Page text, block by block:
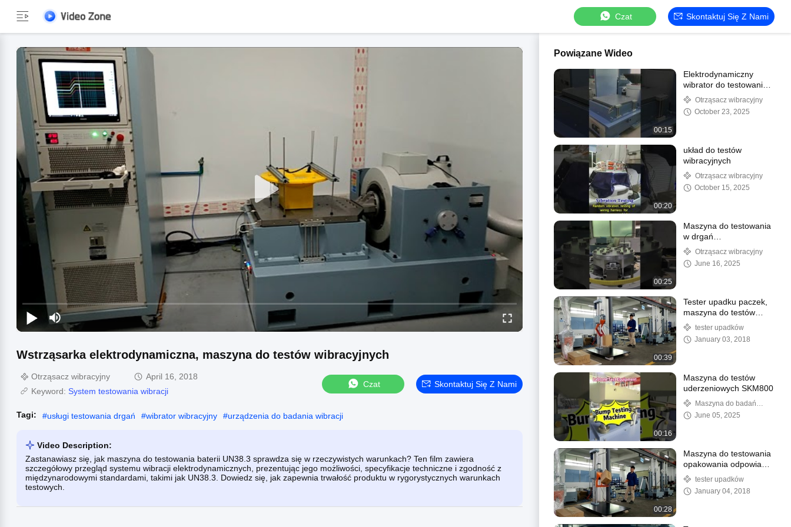
Czat Skontaktuj Się Z Nami
Wstrząsarka elektrodynamiczna, maszyna do testów wibracyjnych
Otrząsacz wibracyjny
April 16, 2018
Keyword: System testowania wibracji
Czat Skontaktuj Się Z Nami
Tagi: #usługi testowania drgań #wibrator wibracyjny #urządzenia do badania wibracji
Video Description:
Zastanawiasz się, jak maszyna do testowania baterii UN38.3 sprawdza się w rzeczywistych warunkach? Ten film zawiera
szczegółowy przegląd systemu wibracji elektrodynamicznych, prezentując jego możliwości, specyfikacje techniczne i zgodność z
międzynarodowymi standardami, takimi jak UN38.3. Dowiedz się, jak zapewnia trwałość produktu w rygorystycznych warunkach
testowych.
Powiązane Wideo
00:15
Elektrodynamiczny
wibrator do testowania
części samolotów
Spełnia normę MIL-
STD-810G
Otrząsacz wibracyjny
October 23, 2025
00:20
układ do testów
wibracyjnych
Otrząsacz wibracyjny
October 15, 2025
00:25
Maszyna do testowania
w drgań
bezprzewodowych dla
badań laboratoryjnych
baterii
Otrząsacz wibracyjny
June 16, 2025
00:39
Tester upadku paczek,
maszyna do testów
upadku ISTA
tester upadków
January 03, 2018
00:16
Maszyna do testów
uderzeniowych SKM800
Maszyna do badań
uderzeń
June 05, 2025
00:28
Maszyna do testowania
opakowania odpowiada
normom badań ISTA,
ASTM
tester upadków
January 04, 2018